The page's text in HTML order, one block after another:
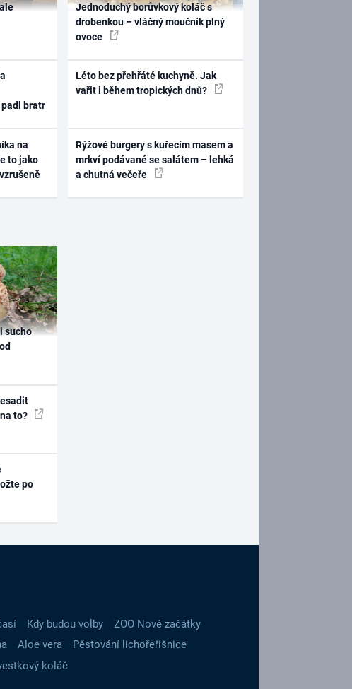
bratr
na
to jako
Jednoduchý borůvkový koláč s
drobenkou – vláčný moučník plný
ovoce
Léto bez přehřáté kuchyně. Jak
vařit i během tropických dnů?
Rýžové burgery s kuřecím masem a
mrkví podávané se salátem – lehká
a chutná večeře
sucho
to?
po
Kdy budou volby
ZOO Nové začátky
Aloe vera
Pěstování lichořeřišnice
koláč